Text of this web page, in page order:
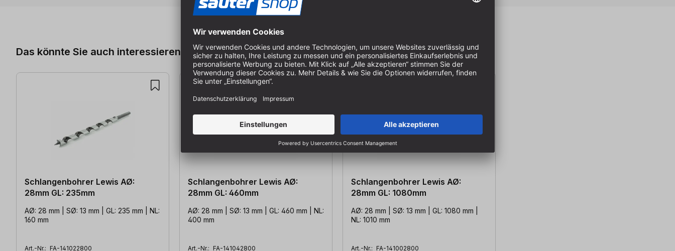
Das könnte Sie auch interessieren
Schlangenbohrer Lewis AØ:
28mm GL: 235mm
AØ: 28 mm | SØ: 13 mm | GL: 235 mm | NL:
160 mm
Art.-Nr.: FA-141022800
Schlangenbohrer Lewis AØ:
28mm GL: 460mm
AØ: 28 mm | SØ: 13 mm | GL: 460 mm | NL:
400 mm
Art.-Nr.: FA-141042800
Schlangenbohrer Lewis AØ:
28mm GL: 1080mm
AØ: 28 mm | SØ: 13 mm | GL: 1080 mm |
NL: 1010 mm
Art.-Nr.: FA-141002800